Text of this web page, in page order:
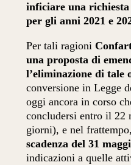
inficiare una
per gli anni 2021 e
Per tali ragioni
una proposta di
l’eliminazione di tale
conversione in Legge
oggi ancora in corso
concludersi entro il 22
giorni), e nel
scadenza del 31
indicazioni a quelle